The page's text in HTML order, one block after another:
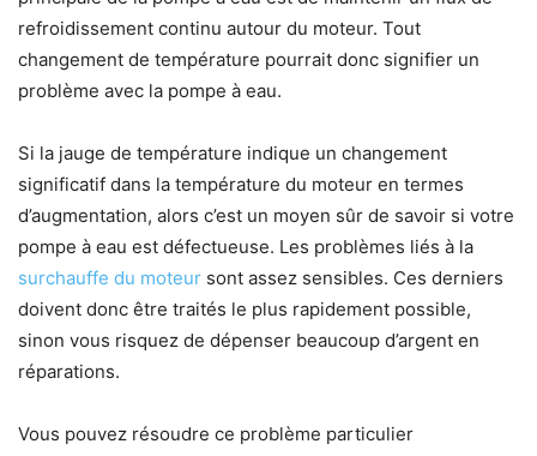
refroidissement continu autour du moteur. Tout
changement de température pourrait donc signifier un
problème avec la pompe à eau.
Si la jauge de température indique un changement
significatif dans la température du moteur en termes
d’augmentation, alors c’est un moyen sûr de savoir si votre
pompe à eau est défectueuse. Les problèmes liés à la
surchauffe du moteur sont assez sensibles. Ces derniers
doivent donc être traités le plus rapidement possible,
sinon vous risquez de dépenser beaucoup d’argent en
réparations.
Vous pouvez résoudre ce problème particulier